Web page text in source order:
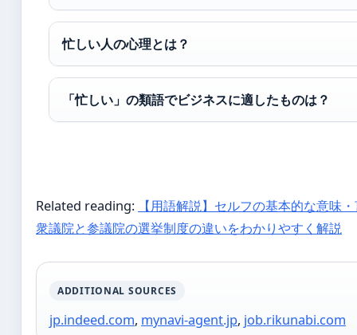
忙しい人の心理とは？
「忙しい」の類語でビジネスに適したものは？
Related reading:
【用語解説】セルフの基本的な意味
衆議院と参議院の選挙制度の違いをわかりやすく解説
ADDITIONAL SOURCES
jp.indeed.com, mynavi-agent.jp, job.rikunabi.com